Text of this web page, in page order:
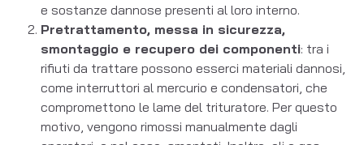
e sostanze dannose presenti al loro interno.
Pretrattamento, messa in sicurezza,
smontaggio e recupero dei componenti: tra i
rifiuti da trattare possono esserci materiali dannosi,
come interruttori al mercurio e condensatori, che
compromettono le lame del trituratore. Per questo
motivo, vengono rimossi manualmente dagli